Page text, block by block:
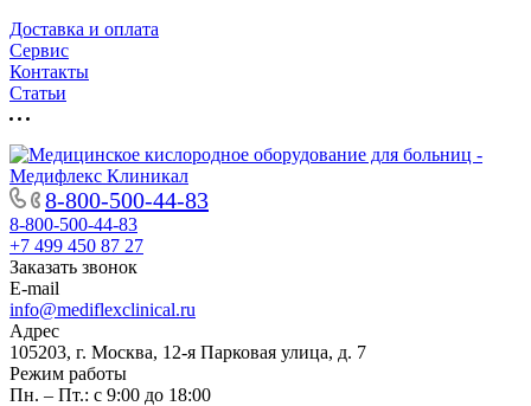
Доставка и оплата
Cервис
Контакты
Статьи
8-800-500-44-83
8-800-500-44-83
+7 499 450 87 27
Заказать звонок
E-mail
info@mediflexclinical.ru
Адрес
105203, г. Москва, 12-я Парковая улица, д. 7
Режим работы
Пн. – Пт.: с 9:00 до 18:00